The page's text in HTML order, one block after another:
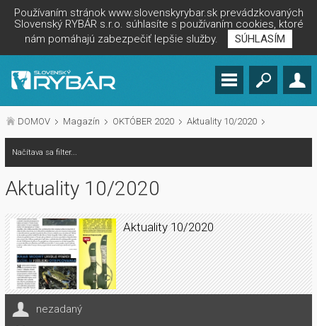
Používaním stránok www.slovenskyrybar.sk prevádzkovaných
Slovenský RYBÁR s.r.o. súhlasíte s používaním cookies, ktoré
nám pomáhajú zabezpečiť lepšie služby.
SÚHLASÍM
DOMOV Magazín OKTÓBER 2020 Aktuality 10/2020
Načítava sa filter...
Aktuality 10/2020
Aktuality 10/2020
nezadaný